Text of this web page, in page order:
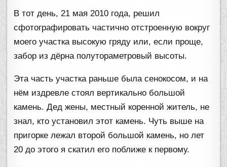
В тот день, 21 мая 2010 года, решил
сфотографировать частично отстроенную вокруг
моего участка высокую гряду или, если проще,
забор из дёрна полутораметровый высоты.
Эта часть участка раньше была сенокосом, и на
нём издревле стоял вертикально большой
камень. Дед жены, местный коренной житель, не
знал, кто установил этот камень. Чуть выше на
пригорке лежал второй большой камень, но лет
20 до этого я скатил его поближе к первому.